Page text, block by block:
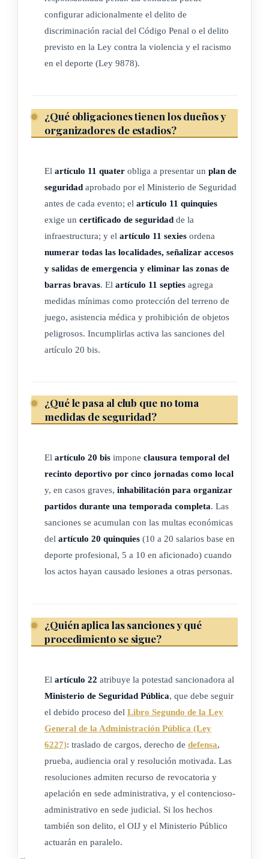
competiciones, eventos o espectáculos deportivos
contemplados dentro del ámbito de la presente ley.
4) Personas propietarias o gestores de los recintos
deportivos: toda persona, física o jurídica, que ostente la
jurídico documentado, siempre que en este se realicen las
competiciones, los eventos o los espectáculos deportivos
5) Personas organizadoras de competiciones, eventos o
espectáculos deportivos: toda persona física o jurídica que
organice el evento, la competición o el espectáculo
deportivo. Para efectos de la presente ley, se considerará
persona organizadora cualquier persona física o jurídica a
quien se le otorgue la gestión del evento, competición o
espectáculo deportivo por parte del organizador principal.
6) Personas deportistas: toda persona que profesionalmente o
por afición practique algún deporte federado, contando
así con la respectiva licencia deportiva, de conformidad
con los reglamentos federativos. Para efectos de esta ley,
(Así adicionado por el artículo 3° de la Ley contra la
violencia y el racismo en el deporte, N° 9878 del 12 de
agosto del 2020)
CAPÍTULO II
SISTEMA DE INFORMACIÓN PARA LA
SEGURIDAD
DE EVENTOS DEPORTIVOS
Se contará con un sistema de información integrado que
llevará un registro de la información sistematizada en relación
discriminación contraria a la dignidad humana, derivados de
los eventos deportivos oficiales y de competición y sus
respectivas sanciones, que quedará a cargo del Ministerio de
Seguridad Pública y de la Comisión Nacional de Seguridad.
Este sistema se denominará Sistema de Información para la
Seguridad en Eventos Deportivos (Sised).
El objetivo del Sised será recabar, coordinar y respaldar al
Ministerio de Seguridad Pública en la labor de prevención y
sanción de la violencia, racismo o cualquier forma de
discriminación contraria a la dignidad humana en eventos
configurar adicionalmente el delito de
discriminación racial del Código Penal o el delito
previsto en la Ley contra la violencia y el racismo
en el deporte (Ley 9878).
¿Qué obligaciones tienen los dueños y
organizadores de estadios?
El artículo 11 quater obliga a presentar un plan de
seguridad aprobado por el Ministerio de Seguridad
antes de cada evento; el artículo 11 quinquies
exige un certificado de seguridad de la
infraestructura; y el artículo 11 sexies ordena
numerar todas las localidades, señalizar accesos
y salidas de emergencia y eliminar las zonas de
barras bravas. El artículo 11 septies agrega
medidas mínimas como protección del terreno de
juego, asistencia médica y prohibición de objetos
peligrosos. Incumplirlas activa las sanciones del
artículo 20 bis.
¿Qué le pasa al club que no toma
medidas de seguridad?
El artículo 20 bis impone clausura temporal del
recinto deportivo por cinco jornadas como local
y, en casos graves, inhabilitación para organizar
partidos durante una temporada completa. Las
sanciones se acumulan con las multas económicas
del artículo 20 quinquies (10 a 20 salarios base en
deporte profesional, 5 a 10 en aficionado) cuando
los actos hayan causado lesiones a otras personas.
¿Quién aplica las sanciones y qué
procedimiento se sigue?
El artículo 22 atribuye la potestad sancionadora al
Ministerio de Seguridad Pública, que debe seguir
el debido proceso del Libro Segundo de la Ley
General de la Administración Pública (Ley
6227): traslado de cargos, derecho de defensa,
prueba, audiencia oral y resolución motivada. Las
resoluciones admiten recurso de revocatoria y
apelación en sede administrativa, y el contencioso-
administrativo en sede judicial. Si los hechos
también son delito, el OIJ y el Ministerio Público
actuarán en paralelo.